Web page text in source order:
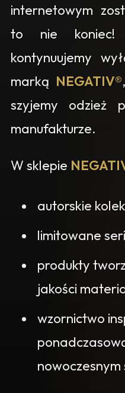
internetowym
to nie koniec!
kontynuujemy
marką NEGATIV®
szyjemy odzież
manufakturze.
W sklepie
autorskie
limitowane
produkty
jakości
wzornictwo
nowoczesnym